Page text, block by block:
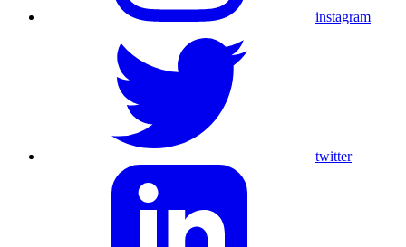
instagram
twitter